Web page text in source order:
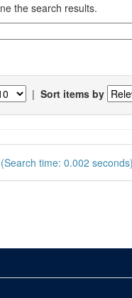
the search results.
| Sort items by
time: 0.002